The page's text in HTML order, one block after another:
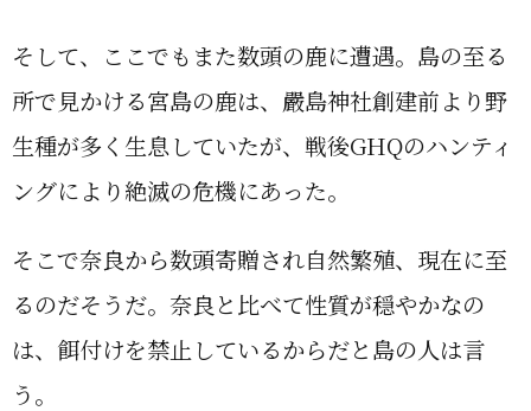
そして、ここでもまた数頭の鹿に遭遇。島の至る
所で見かける宮島の鹿は、嚴島神社創建前より野
生種が多く生息していたが、戦後GHQのハンティ
ングにより絶滅の危機にあった。
そこで奈良から数頭寄贈され自然繁殖、現在に至
るのだそうだ。奈良と比べて性質が穏やかなの
は、餌付けを禁止しているからだと島の人は言
う。